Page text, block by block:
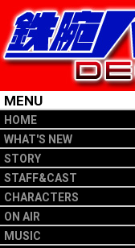
MENU
HOME
WHAT'S NEW
STORY
STAFF&CAST
CHARACTERS
ON AIR
MUSIC